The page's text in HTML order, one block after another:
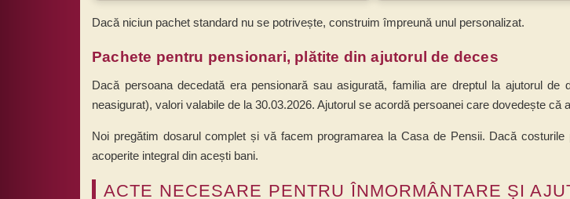
Dacă niciun pachet standard nu se potrivește, construim împreună unul personalizat.
Pachete pentru pensionari, plătite din ajutorul de deces
Dacă persoana decedată era pensionară sau asigurată, familia are dreptul la ajutorul
neasigurat), valori valabile de la 30.03.2026. Ajutorul se acordă persoanei care dovedește că
Noi pregătim dosarul complet și vă facem programarea la Casa de Pensii. Dacă
acoperite integral din acești bani.
ACTE NECESARE PENTRU ÎNMORMÂNTARE ȘI